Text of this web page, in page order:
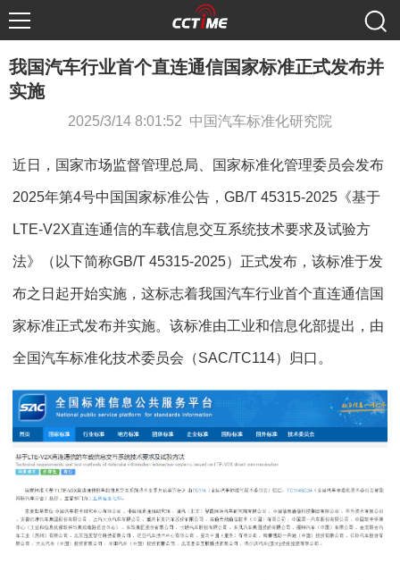
我国汽车行业首个直连通信国家标准正式发布并
实施
2025/3/14 8:01:52 中国汽车标准化研究院
近日，国家市场监督管理总局、国家标准化管理委员会发布
2025年第4号中国国家标准公告，GB/T 45315-2025《基于
LTE-V2X直连通信的车载信息交互系统技术要求及试验方
法》（以下简称GB/T 45315-2025）正式发布，该标准于发
布之日起开始实施，这标志着我国汽车行业首个直连通信国
家标准正式发布并实施。该标准由工业和信息化部提出，由
全国汽车标准化技术委员会（SAC/TC114）归口。